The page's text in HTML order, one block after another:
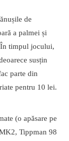
de
a palmei și
timpul jocului,
susțin
parte din
pentru 10 lei.
(o apăsare pe
Tippman 98